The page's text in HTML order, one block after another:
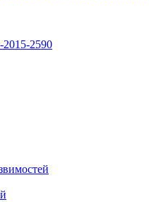
2015-2590